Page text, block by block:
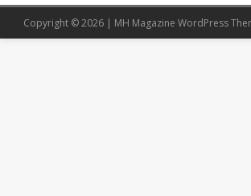
Copyright © 2026 | MH Magazine WordPress